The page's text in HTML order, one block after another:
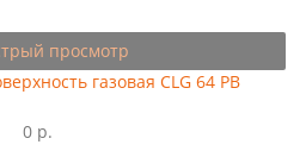
просмотр
газовая CLG 64 PB
0 р.